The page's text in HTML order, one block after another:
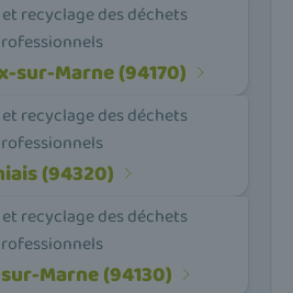
recyclage des déchets
sur-Marne (94170)
recyclage des déchets
(94320)
recyclage des déchets
Marne (94130)